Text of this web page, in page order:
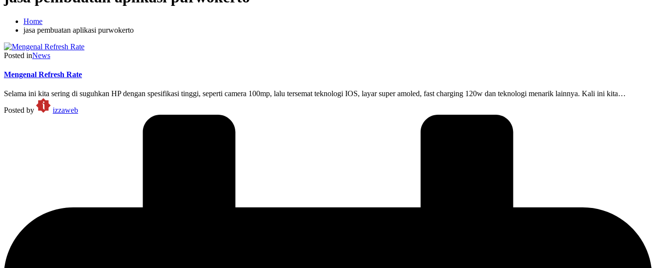
Home
jasa pembuatan aplikasi purwokerto
Posted inNews
Mengenal Refresh Rate
Selama ini kita sering di suguhkan HP dengan spesifikasi tinggi, seperti camera 100mp, lalu tersemat teknologi IOS, layar super amoled, fast charging 120w dan teknologi menarik lainnya. Kali ini kita…
Posted by
izzaweb